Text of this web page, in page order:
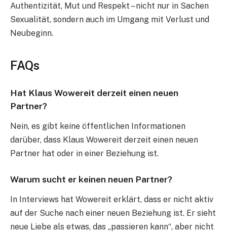
Authentizität, Mut und Respekt – nicht nur in Sachen
Sexualität, sondern auch im Umgang mit Verlust und
Neubeginn.
FAQs
Hat Klaus Wowereit derzeit einen neuen
Partner?
Nein, es gibt keine öffentlichen Informationen
darüber, dass Klaus Wowereit derzeit einen neuen
Partner hat oder in einer Beziehung ist.
Warum sucht er keinen neuen Partner?
In Interviews hat Wowereit erklärt, dass er nicht aktiv
auf der Suche nach einer neuen Beziehung ist. Er sieht
neue Liebe als etwas, das „passieren kann“, aber nicht